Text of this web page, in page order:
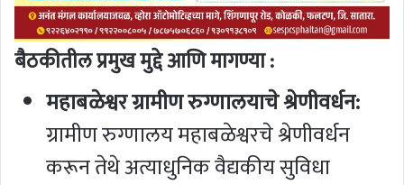
बैठकीतील प्रमुख मुद्दे आणि मागण्या :
महाबळेश्वर ग्रामीण रुग्णालयाचे श्रेणीवर्धन:
ग्रामीण रुग्णालय महाबळेश्वरचे श्रेणीवर्धन
करून तेथे अत्याधुनिक वैद्यकीय सुविधा